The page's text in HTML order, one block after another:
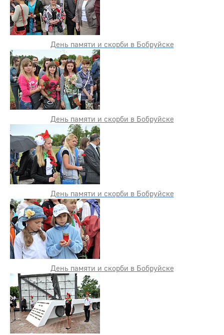
День памяти и скорби в Бобруйске
День памяти и скорби в Бобруйске
День памяти и скорби в Бобруйске
День памяти и скорби в Бобруйске